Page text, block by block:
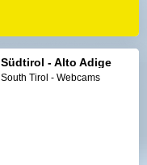
Südtirol - Alto Adige
South Tirol - Webcams